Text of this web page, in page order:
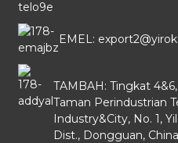
EMEL:
TAMBAH: Tingkat
Taman Perindustrian
Industry&City, No. 1,
Dist., Dongguan, China